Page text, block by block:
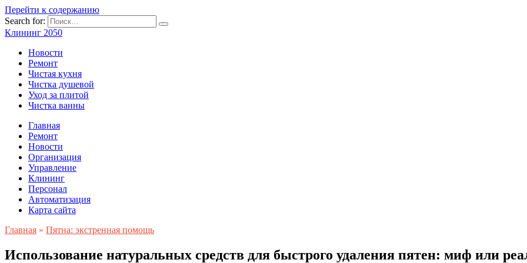
Перейти к содержанию
Search for:
Клининг 2050
Новости
Ремонт
Чистая кухня
Чистка душевой
Уход за плитой
Чистка ванны
Главная
Ремонт
Новости
Организация
Управление
Клининг
Персонал
Автоматизация
Карта сайта
Главная » Пятна: экстренная помощь
Использование натуральных средств для быстрого удаления пятен: миф или